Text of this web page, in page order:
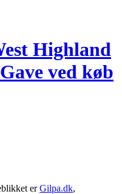
Highland
ved køb
erGilpa.dk,